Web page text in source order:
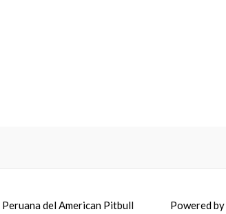
del American Pitbull
Powered by